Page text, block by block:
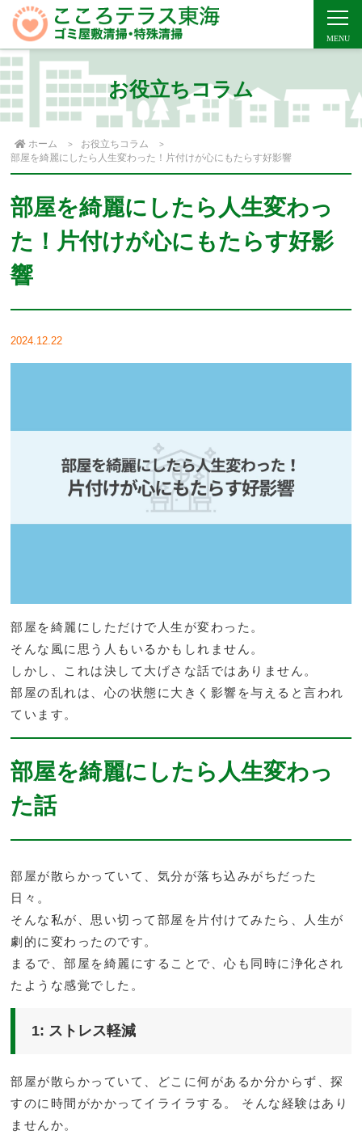
お役立ちコラム
ホーム
お役立ちコラム
部屋を綺麗にしたら人生変わった！片付けが心にもたらす好影響
部屋を綺麗にしたら人生変わっ
た！片付けが心にもたらす好影
響
2024.12.22
部屋を綺麗にしただけで人生が変わった。
そんな風に思う人もいるかもしれません。
しかし、これは決して大げさな話ではありません。
部屋の乱れは、心の状態に大きく影響を与えると言われ
ています。
部屋を綺麗にしたら人生変わっ
た話
部屋が散らかっていて、気分が落ち込みがちだった
日々。
そんな私が、思い切って部屋を片付けてみたら、人生が
劇的に変わったのです。
まるで、部屋を綺麗にすることで、心も同時に浄化され
たような感覚でした。
1: ストレス軽減
部屋が散らかっていて、どこに何があるか分からず、探
すのに時間がかかってイライラする。 そんな経験はあり
ませんか。